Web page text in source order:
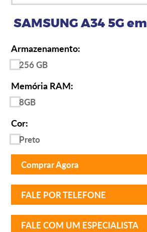
SAMSUNG A34 5G
Armazenamento:
256 GB
Memória RAM:
8GB
Cor:
Preto
Comprar Agora
FALE POR TELEFONE
FALE COM UM ESPECIALISTA